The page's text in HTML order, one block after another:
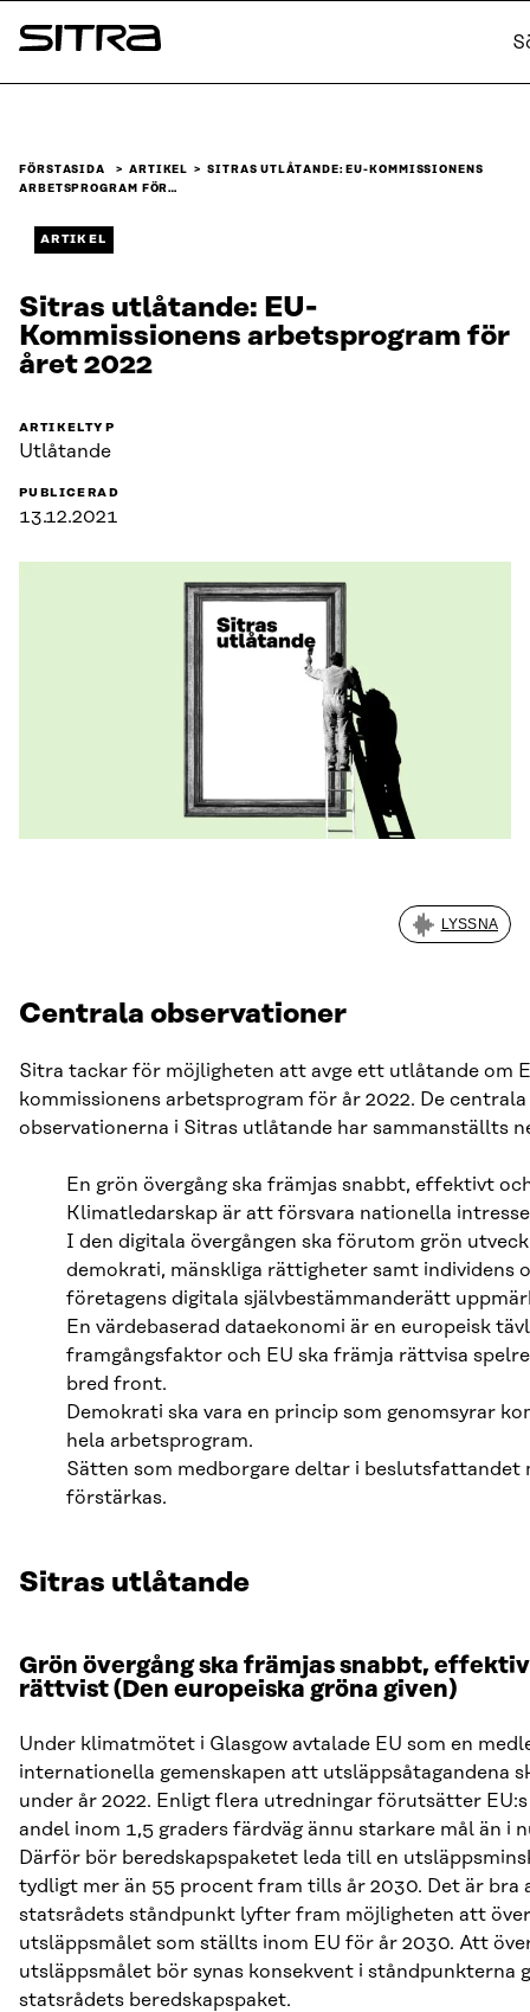
Skip to
content
Sitra
FÖRSTASIDA ARTIKEL
SITRAS UTLÅTANDE: EU-KOMMISSIONENS
ARBETSPROGRAM FÖR…
ARTIKEL
Sitras utlåtande: EU-
Kommissionens arbetsprogram för
året 2022
ARTIKELTYP
Utlåtande
PUBLICERAD
13.12.2021
LYSSNA
Centrala observationer
Sitra tackar för möjligheten att avge ett utlåtande om
kommissionens arbetsprogram för år 2022. De centrala
observationerna i Sitras utlåtande har sammanställts
En grön övergång ska främjas snabbt, effektivt
Klimatledarskap är att försvara nationella
I den digitala övergången ska förutom grön
demokrati, mänskliga rättigheter samt individens
företagens digitala självbestämmanderätt
En värdebaserad dataekonomi är en europeisk
framgångsfaktor och EU ska främja rättvisa
bred front.
Demokrati ska vara en princip som genomsyrar
hela arbetsprogram.
Sätten som medborgare deltar i beslutsfattandet
förstärkas.
Sitras utlåtande
Grön övergång ska främjas snabbt,
rättvist (Den europeiska gröna given)
Under klimatmötet i Glasgow avtalade EU som en
internationella gemenskapen att utsläppsåtagandena
under år 2022. Enligt flera utredningar förutsätter
andel inom 1,5 graders färdväg ännu starkare mål än i
Därför bör beredskapspaketet leda till en
tydligt mer än 55 procent fram tills år 2030. Det är bra
statsrådets ståndpunkt lyfter fram möjligheten att
utsläppsmålet som ställts inom EU för år 2030. Att
utsläppsmålet bör synas konsekvent i ståndpunkterna
statsrådets beredskapspaket.